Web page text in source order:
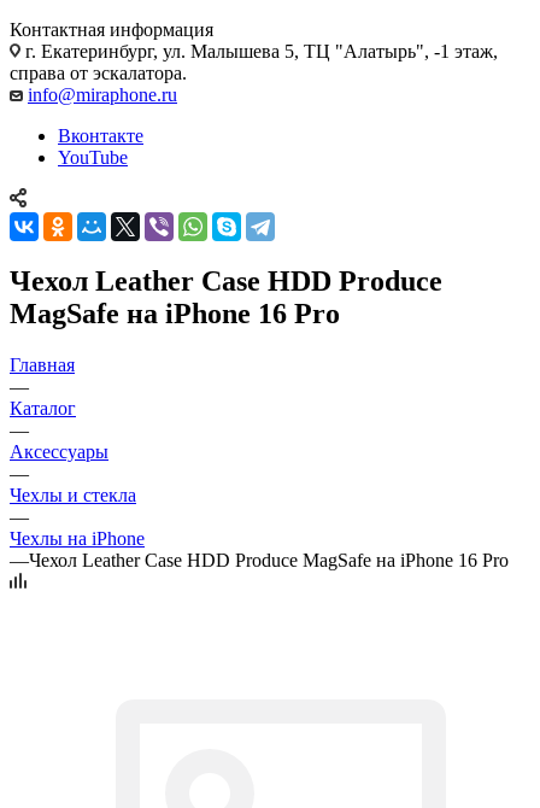
Контактная информация
г. Екатеринбург, ул. Малышева 5, ТЦ "Алатырь", -1 этаж,
справа от эскалатора.
info@miraphone.ru
Вконтакте
YouTube
Чехол Leather Case HDD Produce
MagSafe на iPhone 16 Pro
Главная
—
Каталог
—
Аксессуары
—
Чехлы и стекла
—
Чехлы на iPhone
—Чехол Leather Case HDD Produce MagSafe на iPhone 16 Pro